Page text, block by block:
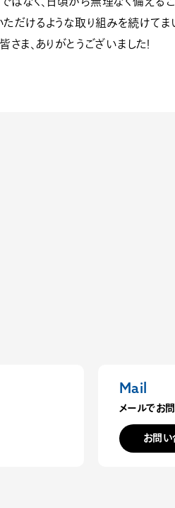
けるような取り組みを続けてま
ま、ありがとうございました！
Mail
メールでお
お問い